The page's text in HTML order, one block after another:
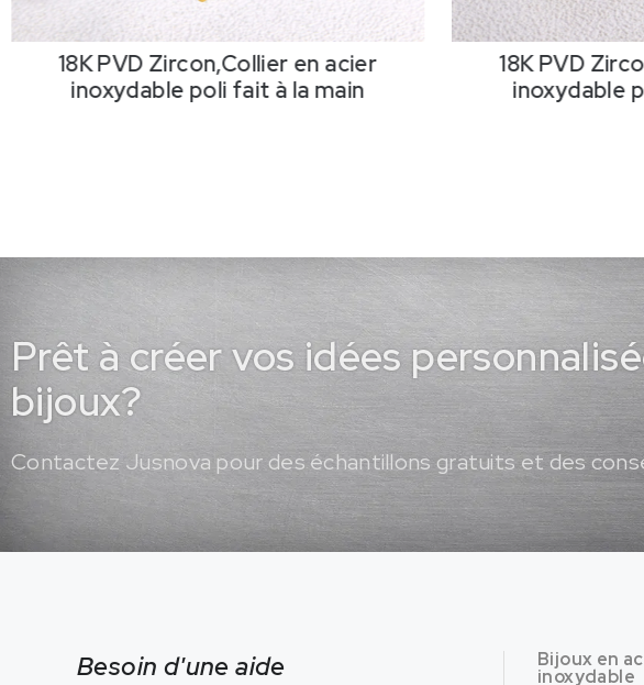
Zircon,Collier en acier
poli fait à la main
18K PVD Zircon,Collier
inoxydable poli fait à la
Prêt à créer vos idées
bijoux?
Contactez Jusnova pour des échantillons gratuits et des
Besoin d'une aide Bijoux en